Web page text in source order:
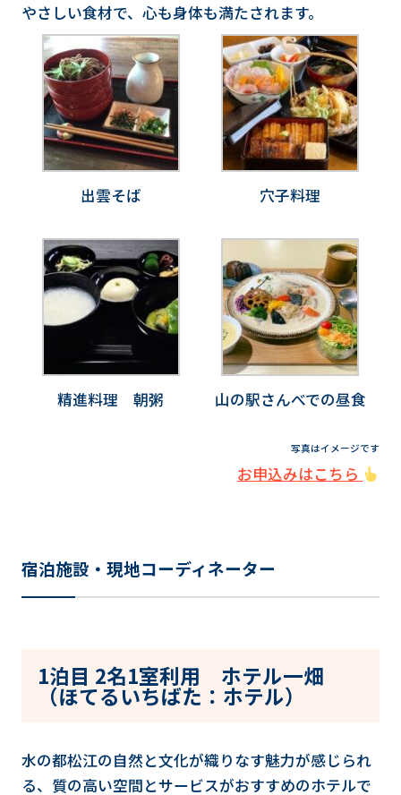
やさしい食材で、心も身体も満たされます。
出雲そば 穴子料理
精進料理 朝粥 山の駅さんべでの昼食
写真はイメージです
お申込みはこちら
宿泊施設・現地コーディネーター
1泊目 2名1室利用 ホテル一畑
（ほてるいちばた：ホテル）
水の都松江の自然と文化が織りなす魅力が感じられ
る、質の高い空間とサービスがおすすめのホテルで